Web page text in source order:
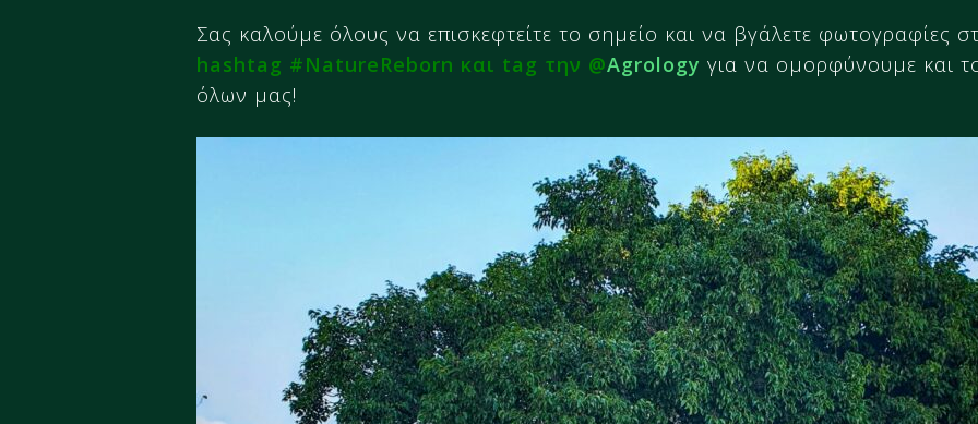
Σας καλούμε όλους να επισκεφτείτε το σημείο και να βγάλετε φωτογραφίες
hashtag #NatureReborn και tag την @Agrology για να ομορφύνουμε και
όλων μας!